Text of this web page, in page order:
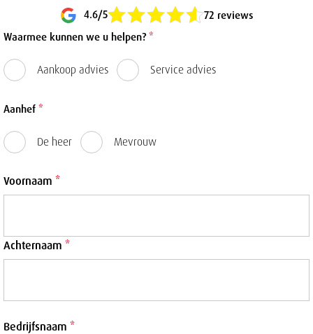
Waarmee kunnen we u helpen?*
Aankoop advies Service advies
Aanhef *
De heer Mevrouw
Voornaam *
Achternaam *
Bedrijfsnaam *
4.6/5 72 reviews